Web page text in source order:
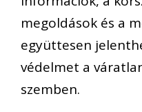
megoldások és a
együttesen
védelmet a
szemben.